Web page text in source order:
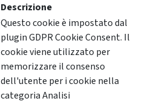
Descrizione
Questo cookie è impostato dal
plugin GDPR Cookie Consent. Il
cookie viene utilizzato per
memorizzare il consenso
dell'utente per i cookie nella
categoria Analisi